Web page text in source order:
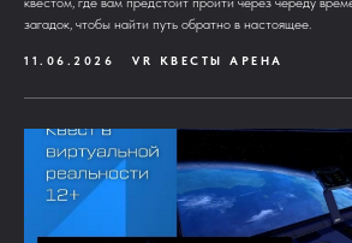
загадок, чтобы найти путь обратно в настоящее.
11.06.2026 VR КВЕСТЫ АРЕНА